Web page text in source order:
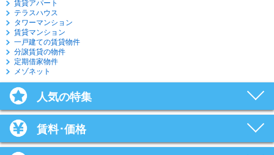
賃貸アパート
テラスハウス
タワーマンション
賃貸マンション
一戸建ての賃貸物件
分譲賃貸の物件
定期借家物件
メゾネット
人気の特集
賃料･価格